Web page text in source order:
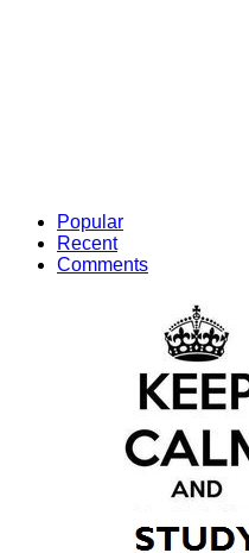
Popular
Recent
Comments